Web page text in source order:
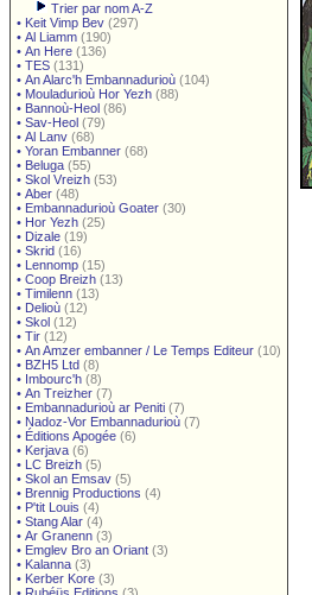
Trier par nom A-Z
• Keit Vimp Bev (297)
• Al Liamm (190)
• An Here (136)
• TES (131)
• An Alarc'h Embannadurioù (104)
• Mouladurioù Hor Yezh (88)
• Bannoù-Heol (86)
• Sav-Heol (79)
• Al Lanv (68)
• Yoran Embanner (68)
• Beluga (55)
• Skol Vreizh (53)
• Aber (48)
• Embannadurioù Goater (30)
• Hor Yezh (25)
• Dizale (19)
• Skrid (16)
• Lennomp (15)
• Coop Breizh (13)
• Timilenn (13)
• Delioù (12)
• Skol (12)
• Tir (12)
• An Amzer embanner / Le Temps Editeur (10)
• BZH5 Ltd (8)
• Imbourc'h (8)
• An Treizher (7)
• Embannadurioù ar Peniti (7)
• Nadoz-Vor Embannadurioù (7)
• Éditions Apogée (6)
• Kerjava (6)
• LC Breizh (5)
• Skol an Emsav (5)
• Brennig Productions (4)
• P'tit Louis (4)
• Stang Alar (4)
• Ar Granenn (3)
• Emglev Bro an Oriant (3)
• Kalanna (3)
• Kerber Kore (3)